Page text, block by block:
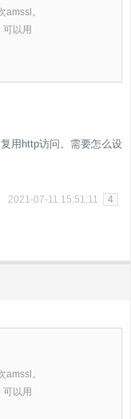
。
以用
用http访问。需要怎么设
2021-07-11 15:51:11 4
。
以用